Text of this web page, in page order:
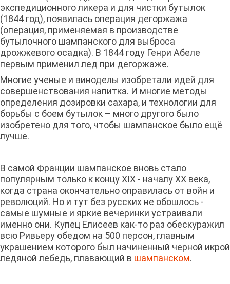
экспедиционного ликера и для чистки бутылок
(1844 год), появилась операция дегоржажа
(операция, применяемая в производстве
бутылочного шампанского для выброса
дрожжевого осадка). В 1844 году Генри Абеле
первым применил лед при дегоржаже.
Многие ученые и виноделы изобретали идей для
совершенствования напитка. И многие методы
определения дозировки сахара, и технологии для
борьбы с боем бутылок – много другого было
изобретено для того, чтобы шампанское было ещё
лучше.
В самой Франции шампанское вновь стало
популярным только к концу XIX - началу XX века,
когда страна окончательно оправилась от войн и
революций. Но и тут без русских не обошлось -
самые шумные и яркие вечеринки устраивали
именно они. Купец Елисеев как-то раз обескуражил
всю Ривьеру обедом на 500 персон, главным
украшением которого был начиненный черной икрой
ледяной лебедь, плавающий в шампанском.